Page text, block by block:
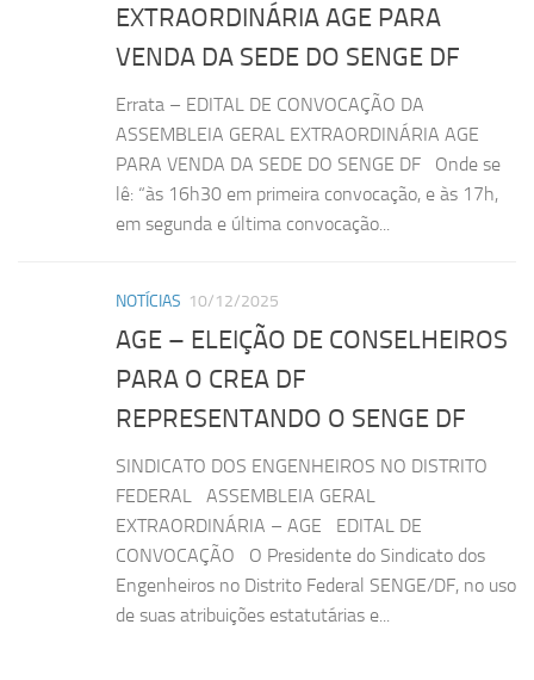
EXTRAORDINÁRIA AGE PARA
VENDA DA SEDE DO SENGE DF
Errata – EDITAL DE CONVOCAÇÃO DA
ASSEMBLEIA GERAL EXTRAORDINÁRIA AGE
PARA VENDA DA SEDE DO SENGE DF Onde se
lê: “às 16h30 em primeira convocação, e às 17h,
em segunda e última convocação...
NOTÍCIAS 10/12/2025
AGE – ELEIÇÃO DE CONSELHEIROS
PARA O CREA DF
REPRESENTANDO O SENGE DF
SINDICATO DOS ENGENHEIROS NO DISTRITO
FEDERAL ASSEMBLEIA GERAL
EXTRAORDINÁRIA – AGE EDITAL DE
CONVOCAÇÃO O Presidente do Sindicato dos
Engenheiros no Distrito Federal SENGE/DF, no uso
de suas atribuições estatutárias e...